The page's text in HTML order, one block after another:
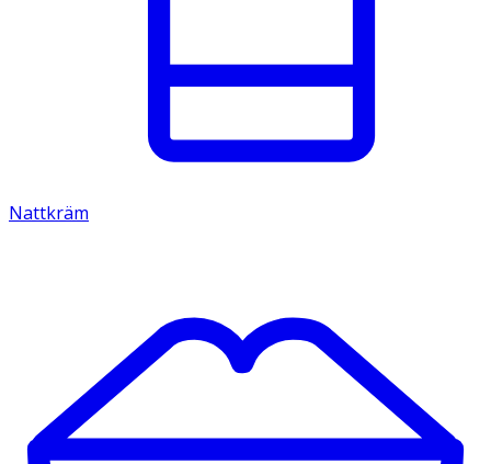
Nattkräm